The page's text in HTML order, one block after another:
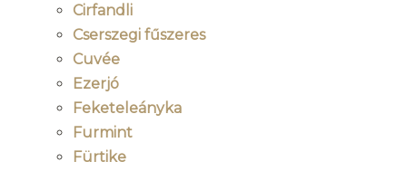
Cirfandli
Cserszegi fűszeres
Cuvée
Ezerjó
Feketeleányka
Furmint
Fürtike